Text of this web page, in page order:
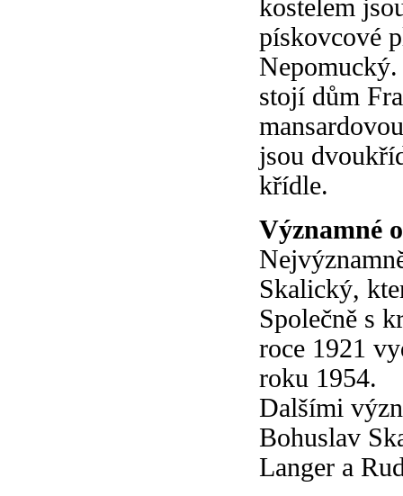
kostelem
pískovcové
stojí dům
jsou
křídle.
Významné
Skalický,
Společně s
roce 1921
roku 1954.
Dalšími
Bohuslav
Langer a